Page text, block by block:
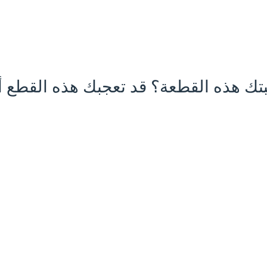
هذه القطعة؟ قد تعجبك هذه القطع